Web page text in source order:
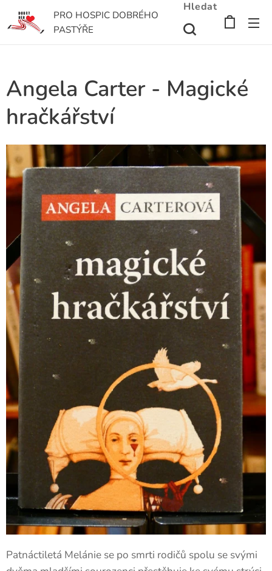
PRO HOSPIC DOBRÉHO
PASTÝŘE
Hledat
Angela Carter - Magické
hračkářství
Patnáctiletá Melánie se po smrti rodičů spolu se svými